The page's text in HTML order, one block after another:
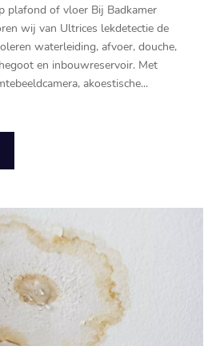
plafond of vloer Bij Badkamer
wij van Ultrices lekdetectie de
waterleiding, afvoer, douche,
en inbouwreservoir.​ Met
akoestische...